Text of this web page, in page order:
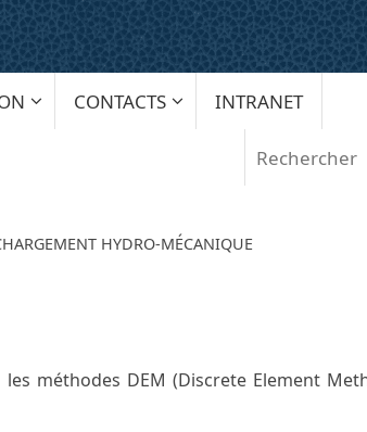
CONTACTS INTRANET
HYDRO-MÉCANIQUE
méthodes DEM (Discrete Element